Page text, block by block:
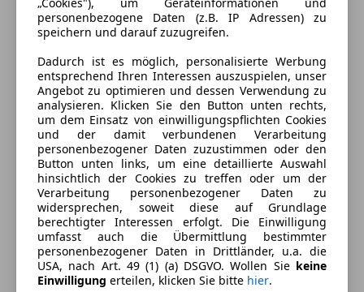
Komfort
Armlehne
Einparkhilfe
Einparkhilfe Rückfahrkamera
Einparkhilfe Sensoren hinten
Einparkhilfe Sensoren vorne
Elektrische Fensterheber
Elektrische Heckklappe
Elektrische Seitenspiegel
Getönte Scheiben
Klimaanlage
Klimaautomatik
Lederlenkrad
Mehr anzeigen
Farbe und Innenausstattung
Außenfarbe
Schwarz
Farbe laut Hersteller
Agate Black Metallic
Lackierung
Metallic
Fahrzeugbeschreibung
Herzlich Willkommen bei MVC-
personenbezogene Daten (z.B. IP Adressen) zu
speichern und darauf zuzugreifen.
Dadurch ist es möglich, personalisierte Werbung
entsprechend Ihren Interessen auszuspielen, unser
Angebot zu optimieren und dessen Verwendung zu
analysieren. Klicken Sie den Button unten rechts,
um dem Einsatz von einwilligungspflichten Cookies
und der damit verbundenen Verarbeitung
personenbezogener Daten zuzustimmen oder den
Button unten links, um eine detaillierte Auswahl
hinsichtlich der Cookies zu treffen oder um der
Verarbeitung personenbezogener Daten zu
widersprechen, soweit diese auf Grundlage
berechtigter Interessen erfolgt. Die Einwilligung
umfasst auch die Übermittlung bestimmter
personenbezogener Daten in Drittländer, u.a. die
USA, nach Art. 49 (1) (a) DSGVO. Wollen Sie keine
Einwilligung erteilen, klicken Sie bitte hier.